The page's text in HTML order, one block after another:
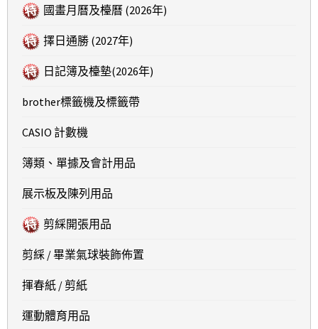
國畫月曆及檯曆 (2026年)
擇日通勝 (2027年)
日記簿及檯墊(2026年)
brother標籤機及標籤帶
CASIO 計數機
簿類、單據及會計用品
展示板及陳列用品
剪綵開張用品
剪綵 / 畢業氣球裝飾佈置
揮春紙 / 剪紙
運動體育用品